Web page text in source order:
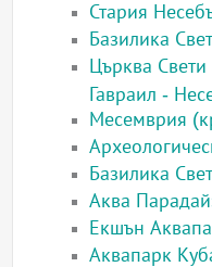
Стария
Базилика
Църква
Гавраил -
Месемврия
Базилика
Аква
Екшън
Аквапарк